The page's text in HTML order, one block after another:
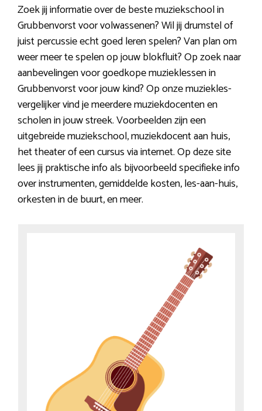
Zoek jij informatie over de beste muziekschool in
Grubbenvorst voor volwassenen? Wil jij drumstel of
juist percussie echt goed leren spelen? Van plan om
weer meer te spelen op jouw blokfluit? Op zoek naar
aanbevelingen voor goedkope muzieklessen in
Grubbenvorst voor jouw kind? Op onze muziekles-
vergelijker vind je meerdere muziekdocenten en
scholen in jouw streek. Voorbeelden zijn een
uitgebreide muziekschool, muziekdocent aan huis,
het theater of een cursus via internet. Op deze site
lees jij praktische info als bijvoorbeeld specifieke info
over instrumenten, gemiddelde kosten, les-aan-huis,
orkesten in de buurt, en meer.